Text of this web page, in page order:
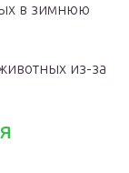
в зимнюю
из-за